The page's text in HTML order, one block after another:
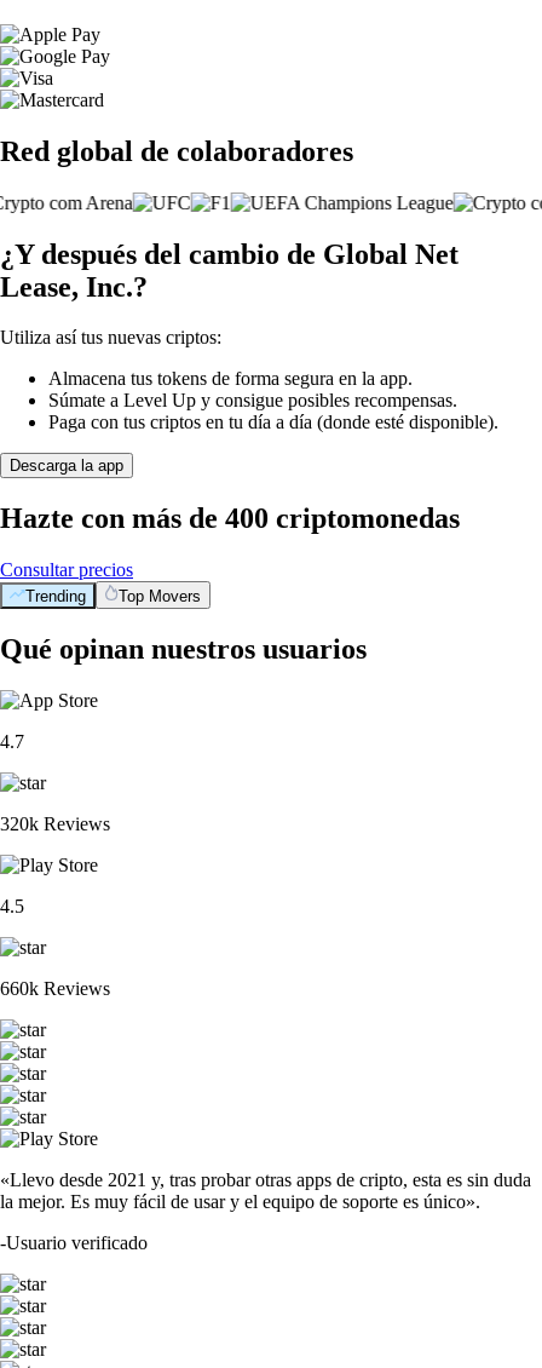
Red global de colaboradores
¿Y después del cambio de Global Net
Lease, Inc.?
Utiliza así tus nuevas criptos:
Almacena tus tokens de forma segura en la app.
Súmate a Level Up y consigue posibles recompensas.
Paga con tus criptos en tu día a día (donde esté disponible).
Descarga la app
Hazte con más de 400 criptomonedas
Consultar precios
Trending Top Movers
Qué opinan nuestros usuarios
4.7
320k Reviews
4.5
660k Reviews
«Llevo desde 2021 y, tras probar otras apps de cripto, esta es sin duda
la mejor. Es muy fácil de usar y el equipo de soporte es único».
-Usuario verificado